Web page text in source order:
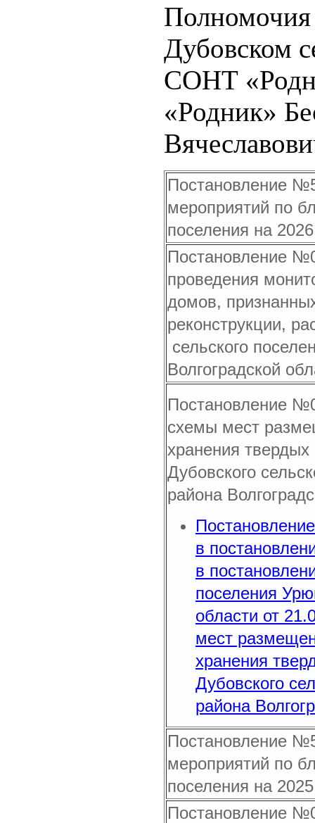
Полномочия
Дубовском
СОНТ
«Родник»
Постановление
мероприятий по
поселения на
Постановление
проведения
домов,
реконструкции,
сельского
Волгоградской
Постановление
схемы мест
хранения
Дубовского
района
в
в
поселения
области от
мест
хранения
Дубовского
района
Постановление
мероприятий по
поселения на
Постановление